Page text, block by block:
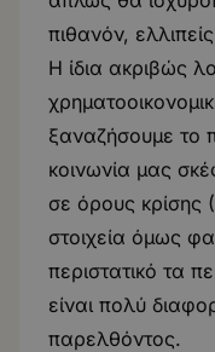
πιθανόν,
Η ίδια ακριβώς
ξαναζήσουμε το
κοινωνία μας
σε όρους κρίσης
στοιχεία όμως
περιστατικό τα
είναι πολύ
παρελθόντος.